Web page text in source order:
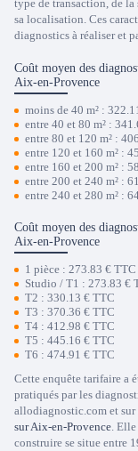
type de transaction, de la
sa localisation. Ces
diagnostics à réaliser et
Coût moyen des
Aix-en-Provence
moins de 40 m² :
entre 40 et 80 m² :
entre 80 et 120 m² :
entre 120 et 160 m² :
entre 160 et 200 m² :
entre 200 et 240 m² :
entre 240 et 280 m² :
Coût moyen des
Aix-en-Provence
1 pièce : 273.83 € TTC
Studio / T1 : 273.83 €
T2 : 330.13 € TTC
T3 : 370.36 € TTC
T4 : 412.98 € TTC
T5 : 445.16 € TTC
T6 : 474.91 € TTC
Cette enquête tarifaire a
pratiqués par les
allodiagnostic.com et sur
sur Aix-en-Provence. Elle
construire se situe entre